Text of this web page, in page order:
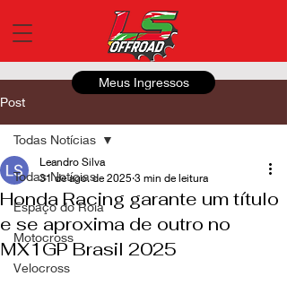
Meus Ingressos
Post
Todas Notícias
Espaço do Roia
Motocross
Velocross
Todas Notícias
Honda Racing garante um título
e se aproxima de outro no
MX1GP Brasil 2025
Leandro Silva
31 de ago. de 2025 3 min de leitura